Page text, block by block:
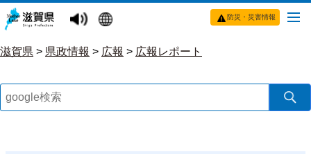
防災・災害情報
滋賀県 > 県政情報 > 広報 > 広報レポート